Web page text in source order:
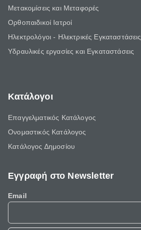
Μετακομίσεις και Μεταφορές
Ορθοπαιδικοί Ιατροί
Ηλεκτρολόγοι - Ηλεκτρικές Εγκαταστάσεις
Υδραυλικές εργασίες και Εγκαταστάσεις
Κατάλογοι
Επαγγελματικός Κατάλογος
Ονομαστικός Κατάλογος
Κατάλογος Δημοσίου
Εγγραφή στο Newsletter
Email